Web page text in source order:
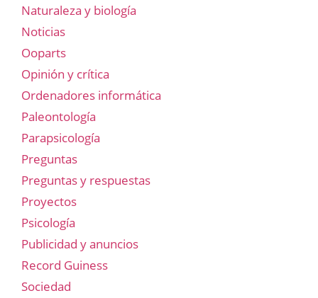
Naturaleza y biología
Noticias
Ooparts
Opinión y crítica
Ordenadores informática
Paleontología
Parapsicología
Preguntas
Preguntas y respuestas
Proyectos
Psicología
Publicidad y anuncios
Record Guiness
Sociedad